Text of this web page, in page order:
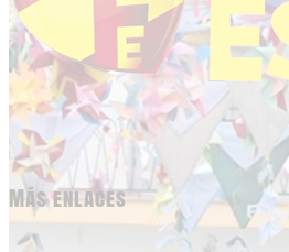
Más enlaces